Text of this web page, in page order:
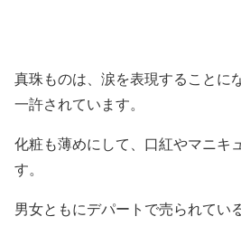
真珠ものは、涙を表現することに
一許されています。
化粧も薄めにして、口紅やマニキ
す。
男女ともにデパートで売られてい